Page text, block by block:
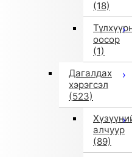
(18)
оосор
(1)
Дагалдах
хэрэгсэл
(523)
алчуур
(89)